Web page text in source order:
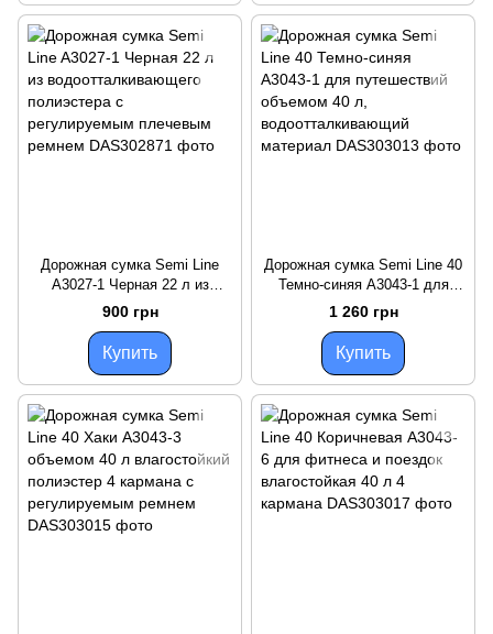
Дорожная сумка Semi Line
A3027-1 Черная 22 л из
водоотталкивающего
полиэстера с регулируемым
плечевым ремнем
900 грн
Купить
Дорожная сумка Semi Line 40
Темно-синяя A3043-1 для
путешествий объемом 40 л,
водоотталкивающий
материал
1 260 грн
Купить